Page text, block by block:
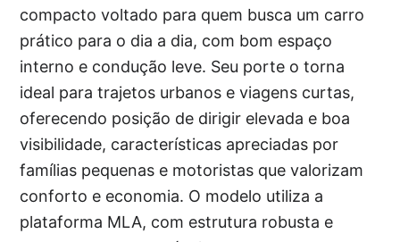
compacto voltado para quem busca um carro
prático para o dia a dia, com bom espaço
interno e condução leve. Seu porte o torna
ideal para trajetos urbanos e viagens curtas,
oferecendo posição de dirigir elevada e boa
visibilidade, características apreciadas por
famílias pequenas e motoristas que valorizam
conforto e economia. O modelo utiliza a
plataforma MLA, com estrutura robusta e